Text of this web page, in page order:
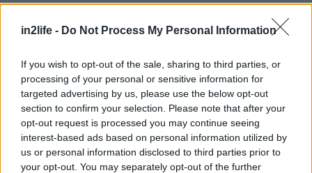
in2life - Do Not Process My Personal Information
If you wish to opt-out of the sale, sharing to third parties, or
processing of your personal or sensitive information for
targeted advertising by us, please use the below opt-out
section to confirm your selection. Please note that after your
opt-out request is processed you may continue seeing
interest-based ads based on personal information utilized by
us or personal information disclosed to third parties prior to
your opt-out. You may separately opt-out of the further
Αναζήτηση